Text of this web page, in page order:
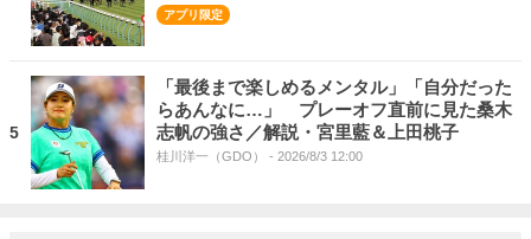
5
「最後まで楽しめるメンタル」「自分だった
らあんなに…」 プレーオフ直前に見た桑木
志帆の強さ／解説・宮里藍＆上田桃子
桂川洋一（GDO） - 2026/8/3 12:00